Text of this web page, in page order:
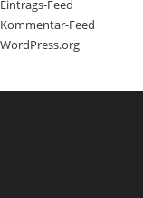
Eintrags-Feed
Kommentar-Feed
WordPress.org